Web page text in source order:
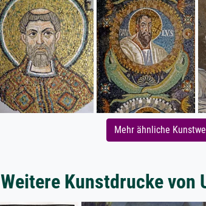
Mehr ähnliche
Weitere Kunstdrucke von